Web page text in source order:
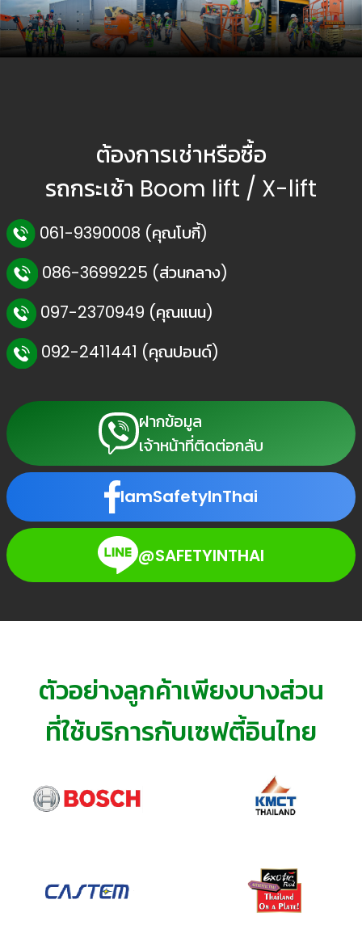
ต้องการเช่าหรือซื้อ
รถกระเช้า Boom lift / X-lift
061-9390008 (คุณโบกี้)
086-3699225 (ส่วนกลาง)
097-2370949 (คุณแนน)
092-2411441 (คุณปอนด์)
ฝากข้อมูล
เจ้าหน้าที่ติดต่อกลับ
IamSafetyInThai
@SAFETYINTHAI
ตัวอย่างลูกค้าเพียงบางส่วน
ที่ใช้บริการกับเซฟตี้อินไทย